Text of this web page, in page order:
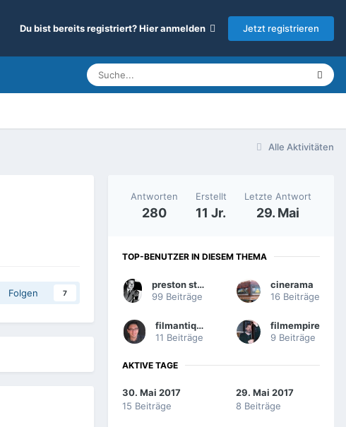
Du bist bereits registriert? Hier anmelden Jetzt registrieren
Alle Aktivitäten
Folgen 7
Antworten
280
Erstellt
11 Jr.
Letzte Antwort
29. Mai
TOP-BENUTZER IN DIESEM THEMA
preston sturges
99 Beiträge
cinerama
16 Beiträge
filmantiques
11 Beiträge
filmempire
9 Beiträge
AKTIVE TAGE
30. Mai 2017
15 Beiträge
29. Mai 2017
8 Beiträge